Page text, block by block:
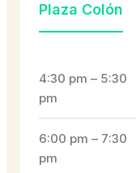
Plaza Colón
4:30 pm – 5:30
pm
6:00 pm – 7:30
pm